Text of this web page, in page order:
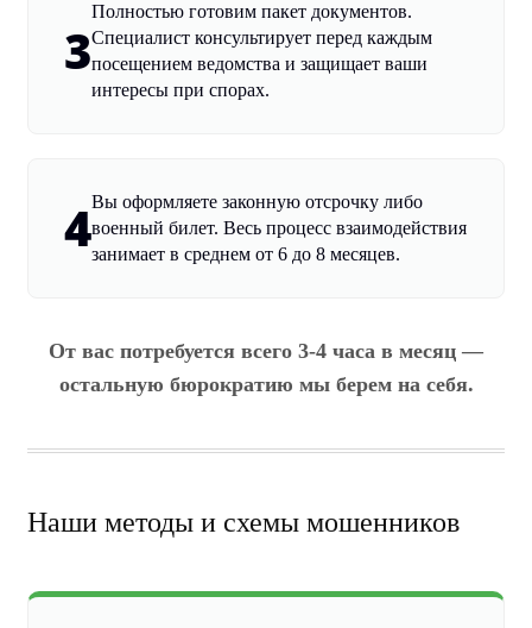
3
Полностью готовим пакет документов.
Специалист консультирует перед каждым
посещением ведомства и защищает ваши
интересы при спорах.
4Вы оформляете законную отсрочку либо
военный билет. Весь процесс взаимодействия
занимает в среднем от 6 до 8 месяцев.
От вас потребуется всего 3-4 часа в месяц —
остальную бюрократию мы берем на себя.
Наши методы и схемы мошенников